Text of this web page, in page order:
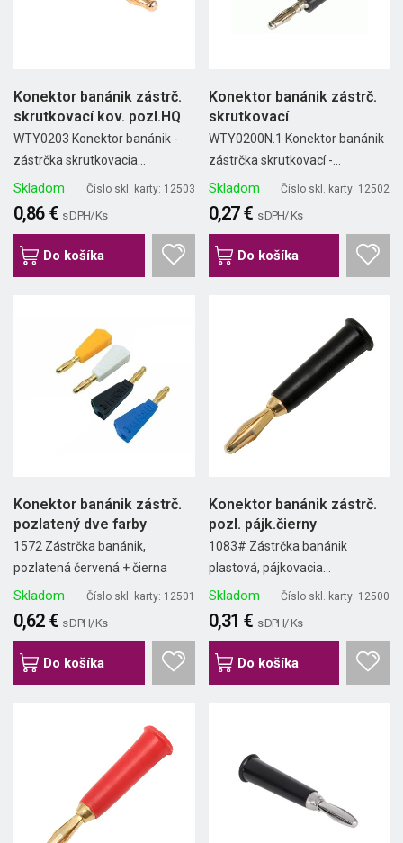
Konektor banánik zástrč.
skrutkovací kov. pozl.HQ
WTY0203 Konektor banánik -
zástrčka skrutkovacia...
Skladom Číslo skl. karty: 12503
0,86 € s DPH/ Ks
Do košíka
Konektor banánik zástrč.
skrutkovací
WTY0200N.1 Konektor banánik
zástrčka skrutkovací -...
Skladom Číslo skl. karty: 12502
0,27 € s DPH/ Ks
Do košíka
Konektor banánik zástrč.
pozlatený dve farby
1572 Zástrčka banánik,
pozlatená červená + čierna
Skladom Číslo skl. karty: 12501
0,62 € s DPH/ Ks
Do košíka
Konektor banánik zástrč.
pozl. pájk.čierny
1083# Zástrčka banánik
plastová, pájkovacia...
Skladom Číslo skl. karty: 12500
0,31 € s DPH/ Ks
Do košíka